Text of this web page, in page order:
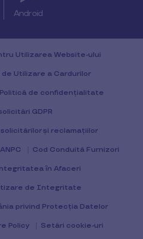
Android
Utilizarea Website-ului
Utilizare a Cardurilor
Politică de confidențialitate
GDPR
și reclamațiilor
ANPC Cod Conduită Furnizori
în Afaceri
de Integritate
privind Protecția Datelor
Policy Setări cookie-uri